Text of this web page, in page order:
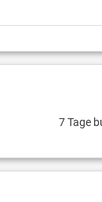
7 Tage